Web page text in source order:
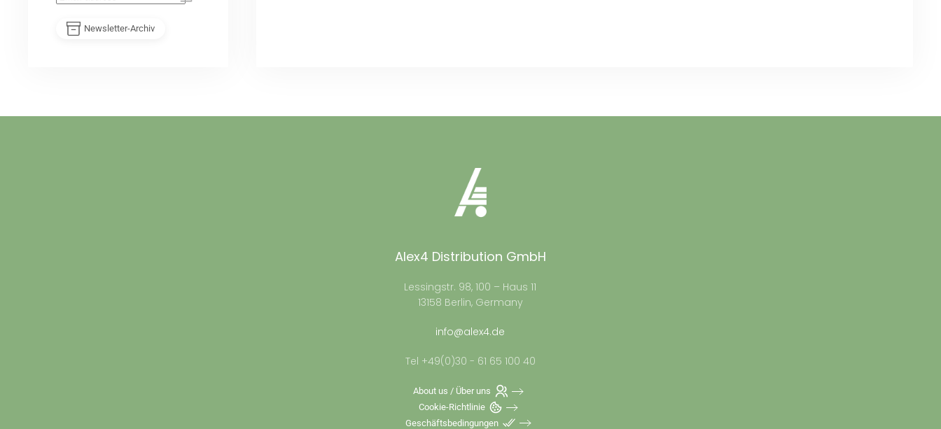
Newsletter-Archiv
Alex4 Distribution GmbH
Lessingstr. 98, 100 – Haus 11
13158 Berlin, Germany
info@alex4.de
Tel +49(0)30 - 61 65 100 40
About us / Über uns
Cookie-Richtlinie
Geschäftsbedingungen